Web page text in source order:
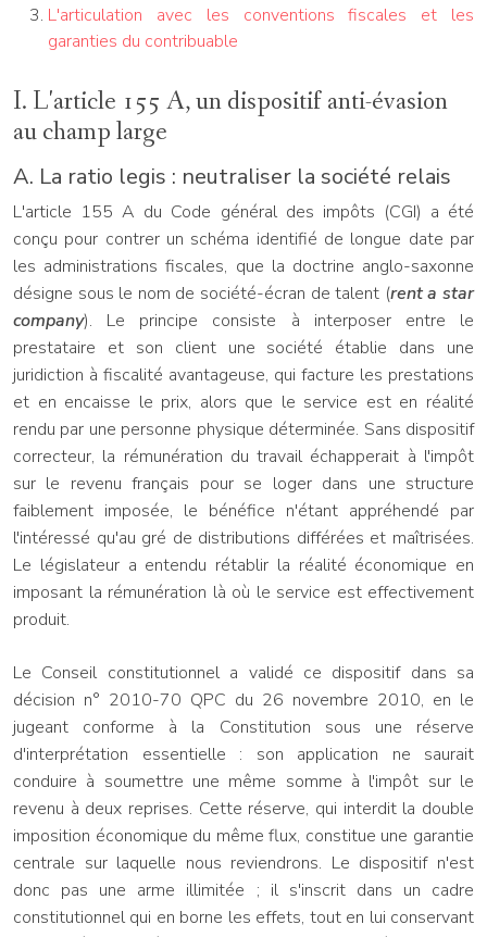
L'articulation avec les conventions fiscales et les
garanties du contribuable
I. L'article 155 A, un dispositif anti-évasion
au champ large
A. La ratio legis : neutraliser la société relais
L'article 155 A du Code général des impôts (CGI) a été
conçu pour contrer un schéma identifié de longue date par
les administrations fiscales, que la doctrine anglo-saxonne
désigne sous le nom de société-écran de talent (rent a star
company). Le principe consiste à interposer entre le
prestataire et son client une société établie dans une
juridiction à fiscalité avantageuse, qui facture les prestations
et en encaisse le prix, alors que le service est en réalité
rendu par une personne physique déterminée. Sans dispositif
correcteur, la rémunération du travail échapperait à l'impôt
sur le revenu français pour se loger dans une structure
faiblement imposée, le bénéfice n'étant appréhendé par
l'intéressé qu'au gré de distributions différées et maîtrisées.
Le législateur a entendu rétablir la réalité économique en
imposant la rémunération là où le service est effectivement
produit.
Le Conseil constitutionnel a validé ce dispositif dans sa
décision n° 2010-70 QPC du 26 novembre 2010, en le
jugeant conforme à la Constitution sous une réserve
d'interprétation essentielle : son application ne saurait
conduire à soumettre une même somme à l'impôt sur le
revenu à deux reprises. Cette réserve, qui interdit la double
imposition économique du même flux, constitue une garantie
centrale sur laquelle nous reviendrons. Le dispositif n'est
donc pas une arme illimitée ; il s'inscrit dans un cadre
constitutionnel qui en borne les effets, tout en lui conservant